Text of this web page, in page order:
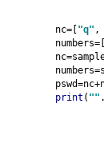
    nc=[
"q" ,
    numbers=[
    print
( ""